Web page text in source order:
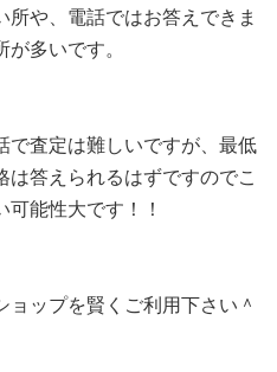
や、電話ではお答えできま
多いです。
で査定は難しいですが、最低
は答えられるはずですのでこ
能性大です！！
ップを賢くご利用下さい＾